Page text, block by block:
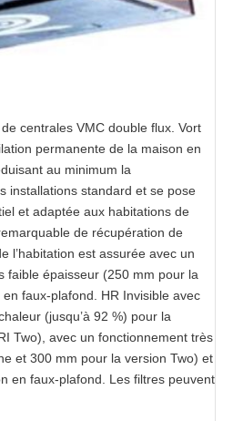
centrales VMC double flux. Vort
permanente de la maison en
au minimum la
installations standard et se pose
et adaptée aux habitations de
de récupération de
l’habitation est assurée avec un
faible épaisseur (250 mm pour la
faux-plafond. HR Invisible avec
(jusqu’à 92 %) pour la
Two), avec un fonctionnement très
et 300 mm pour la version Two) et
en faux-plafond. Les filtres peuvent